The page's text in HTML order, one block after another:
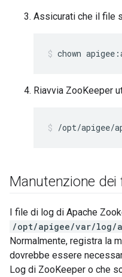
Assicurati che il file
chown
Riavvia ZooKeeper
/opt/apigee/
Manutenzione dei
I file di log di Apache
/opt/apigee/var/log/
Normalmente, registra la
dovrebbe essere
Log di ZooKeeper o che